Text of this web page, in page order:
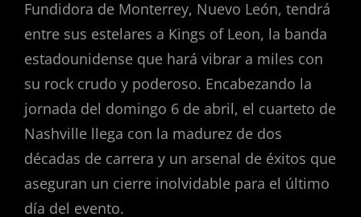
Fundidora de Monterrey, Nuevo León, tendrá
entre sus estelares a Kings of Leon, la banda
estadounidense que hará vibrar a miles con
su rock crudo y poderoso. Encabezando la
jornada del domingo 6 de abril, el cuarteto de
Nashville llega con la madurez de dos
décadas de carrera y un arsenal de éxitos que
aseguran un cierre inolvidable para el último
día del evento.